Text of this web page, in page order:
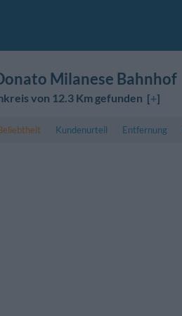
Milanese Bahnhof
von 12.3 Km gefunden [+]
Kundenurteil Entfernung